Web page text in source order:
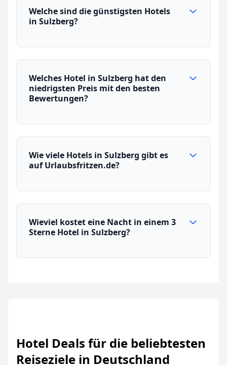
Welche sind die günstigsten Hotels
in Sulzberg?
Welches Hotel in Sulzberg hat den
niedrigsten Preis mit den besten
Bewertungen?
Wie viele Hotels in Sulzberg gibt es
auf Urlaubsfritzen.de?
Wieviel kostet eine Nacht in einem 3
Sterne Hotel in Sulzberg?
Hotel Deals für die beliebtesten
Reiseziele in Deutschland